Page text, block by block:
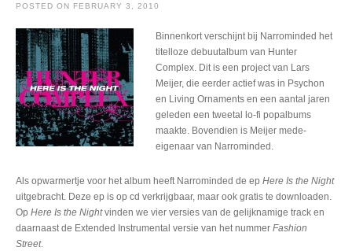
POSTED ON FEBRUARY 3, 2010
Binnenkort verschijnt bij Narrominded het
titelloze debuutalbum van Hunter
Complex. Dit is een project van Lars
Meijer, die eerder actief was in Psychon
en Living Ornaments en een aantal jaren
geleden een tweetal lo-fi popalbums
maakte. Bovendien is Meijer mede-
eigenaar van Narrominded.
Als opwarmertje voor het album heeft Narrominded de ep Here Is the Night
uitgebracht. Deze ep is op cd verkrijgbaar, maar ook gratis te downloaden.
Op Here Is the Nightvinden we vier versies van de gelijknamige track en
daarnaast de Extended Instrumental versie van het nummer Fashion
Street.